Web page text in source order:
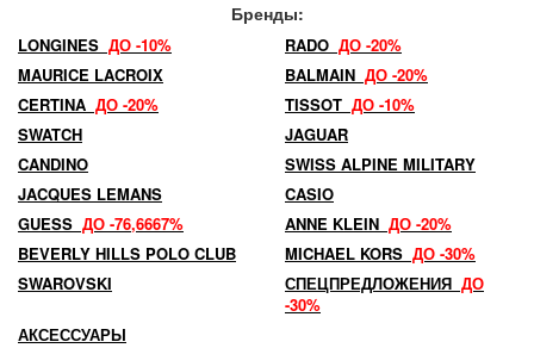
Бренды:
LONGINES ДО -10% RADO ДО -20%
MAURICE LACROIX
BALMAIN ДО -20%
CERTINA ДО -20% TISSOT ДО -10%
SWATCH
JAGUAR
CANDINO
SWISS ALPINE MILITARY
JACQUES LEMANS
CASIO
GUESS ДО -76,6667% ANNE KLEIN ДО -20%
BEVERLY HILLS POLO CLUB
MICHAEL KORS ДО -30%
SWAROVSKI
СПЕЦПРЕДЛОЖЕНИЯ ДО
-30%
АКСЕССУАРЫ